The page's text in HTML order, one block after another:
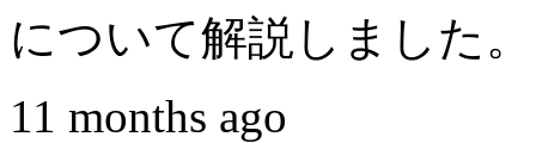
について解説しました
11 months ago